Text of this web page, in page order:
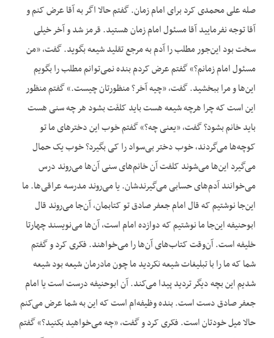
صله علی محمدی کرد برای امام زمان. گفتم حالا اگر به آقا عرض کنم و
آقا توجه نفرمایید آقا مسئول امام زمان هستید. قرمز شد و آخر خیلی
سخت بود این‌جور مطلب را آدم به مرجع تقلید شیعه بگوید. گفت، «من
مسئول امام زمانم؟» گفتم عرض کردم بنده نمی‌توانم مطلب را بگویم
این‌ها و مرا ببخشید. گفت، «چیه آخر؟ منظورتان چیست.» گفتم منظور
این است که چرا هرچه شیعه هست باید کلفَت بشود هر چه سنی هست
باید خانم بشود؟ گفت، «یعنی چه؟» گفتم خوب این دخترهای ما تو
کوچه‌ها می‌گردند، خوب دختر بی‌سواد را کی بگیرد؟ خوب یک حمال
می‌گیرد این‌ها می‌شوند کلفت آن خانم‌های سنی آن‌ها می‌روند درس
می‌خوانند آدم‌های حسابی می‌گیرندشان. یا می‌روند مدرسه عراقی‌ها. ما
این‌جا نوشتیم که قال امام جعفر صادق تو کتابمان، آن‌جا می‌روند قال
ابوحنیفه این‌جا ما نوشتیم که دوازده امام است، آن‌ها می‌نویسند چهارتا
خلیفه است. آن‌وقت کتاب‌های آن‌ها را می‌خواهند. فکری کرد و گفتم
شما که ما را با تبلیغات شیعه نکردید ما چون مادرمان شیعه بود شیعه
شدیم این بچه دیگر تردید پیدا می‌کند. آن ابوحنیفه درست است یا امام
جعفر صادق دست است. بنده وظیفه‌ام است که این به شما عرض می‌کنم
حالا میل خودتان است. فکری کرد و گفت، «چه می‌خواهید بکنید؟» گفتم